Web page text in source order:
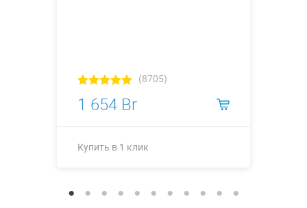
(8705)
1 654 Br
Купить в 1 клик